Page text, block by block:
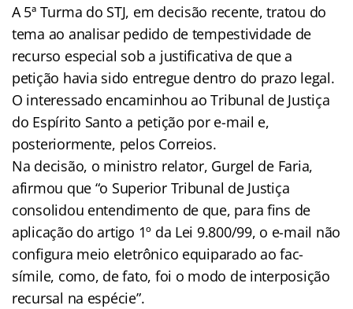
A 5ª Turma do STJ, em decisão recente, tratou do
tema ao analisar pedido de tempestividade de
recurso especial sob a justificativa de que a
petição havia sido entregue dentro do prazo legal.
O interessado encaminhou ao Tribunal de Justiça
do Espírito Santo a petição por e-mail e,
posteriormente, pelos Correios.
Na decisão, o ministro relator, Gurgel de Faria,
afirmou que “o Superior Tribunal de Justiça
consolidou entendimento de que, para fins de
aplicação do artigo 1º da Lei 9.800/99, o e-mail não
configura meio eletrônico equiparado ao fac-
símile, como, de fato, foi o modo de interposição
recursal na espécie”.